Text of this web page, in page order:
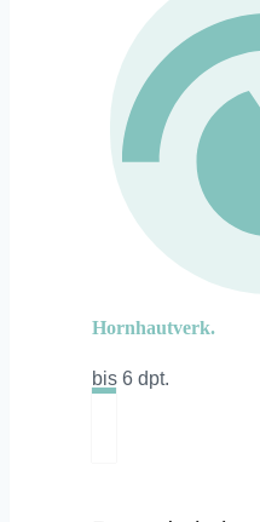
Hornhautverk.
bis 6 dpt.